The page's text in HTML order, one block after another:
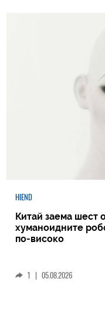
HIEND
Китай заема шест
хуманоидните
по-високо
1 | 05.08.2026